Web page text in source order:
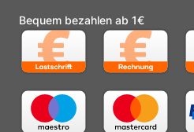
Bequem bezahlen ab 1€